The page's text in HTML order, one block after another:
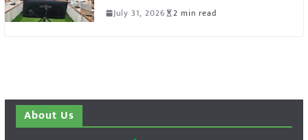
July 31, 2026 2 min read
About Us